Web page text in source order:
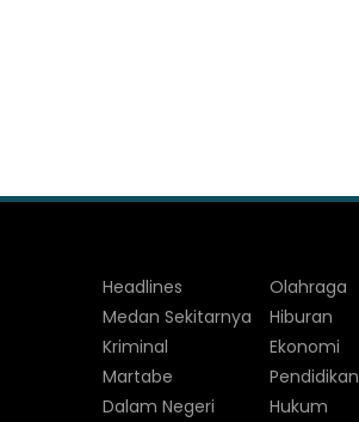
Headlines
Medan Sekitarnya
Kriminal
Martabe
Dalam Negeri
Olahraga
Hiburan
Ekonomi
Pendidikan
Hukum